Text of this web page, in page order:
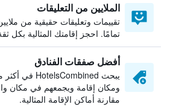
الملايين من التعليقات
تقييمات وتعليقات حقيقية من
تمامًا. احجز إقامتك المثالية بكل
أفضل صفقات الفنادق
ومكان إقامة ويجمعهم في مكان
مقارنة أماكن الإقامة المثالية.